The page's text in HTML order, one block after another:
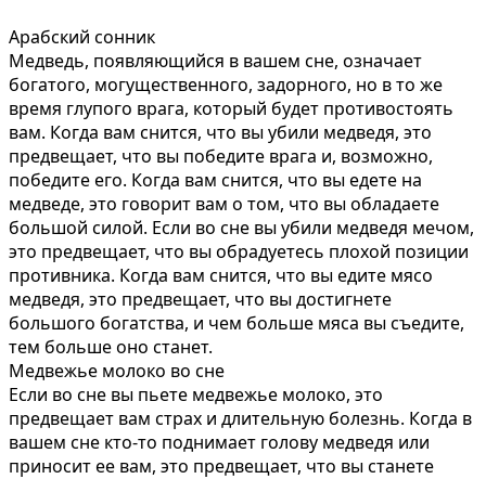
Арабский сонник
Медведь, появляющийся в вашем сне, означает
богатого, могущественного, задорного, но в то же
время глупого врага, который будет противостоять
вам. Когда вам снится, что вы убили медведя, это
предвещает, что вы победите врага и, возможно,
победите его. Когда вам снится, что вы едете на
медведе, это говорит вам о том, что вы обладаете
большой силой. Если во сне вы убили медведя мечом,
это предвещает, что вы обрадуетесь плохой позиции
противника. Когда вам снится, что вы едите мясо
медведя, это предвещает, что вы достигнете
большого богатства, и чем больше мяса вы съедите,
тем больше оно станет.
Медвежье молоко во сне
Если во сне вы пьете медвежье молоко, это
предвещает вам страх и длительную болезнь. Когда в
вашем сне кто-то поднимает голову медведя или
приносит ее вам, это предвещает, что вы станете